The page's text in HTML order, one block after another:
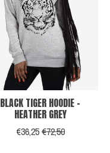
BLACK TIGER HOODIE -
HEATHER GREY
€36,25€72,50